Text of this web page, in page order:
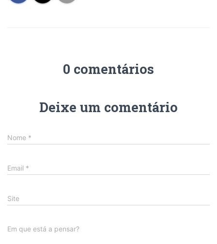
0 comentários
Deixe um comentário
Nome *
Email *
Site
Em que está a pensar?